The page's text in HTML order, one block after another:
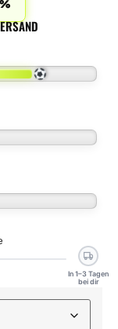
In 1–3 Tagen
bei dir